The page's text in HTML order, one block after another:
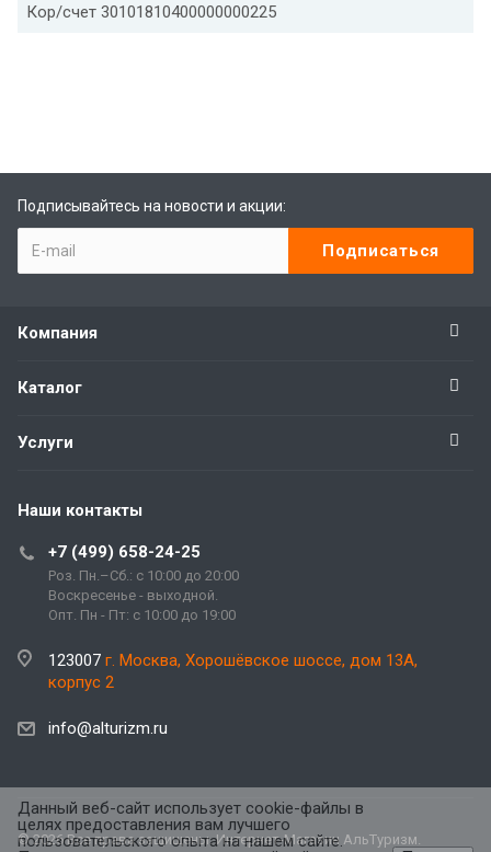
Кор/счет 30101810400000000225
Подписывайтесь на новости и акции:
Компания
Каталог
Услуги
Наши контакты
+7 (499) 658-24-25
Роз. Пн.–Сб.: с 10:00 до 20:00
Воскресенье - выходной.
Опт. Пн - Пт: с 10:00 до 19:00
123007 г. Москва, Хорошёвское шоссе, дом 13А,
корпус 2
info@alturizm.ru
© 2026 Все права защищены. Интернет-Магазин АльТуризм.
Данный веб-сайт использует cookie-файлы в
целях предоставления вам лучшего
пользовательского опыта на нашем сайте.